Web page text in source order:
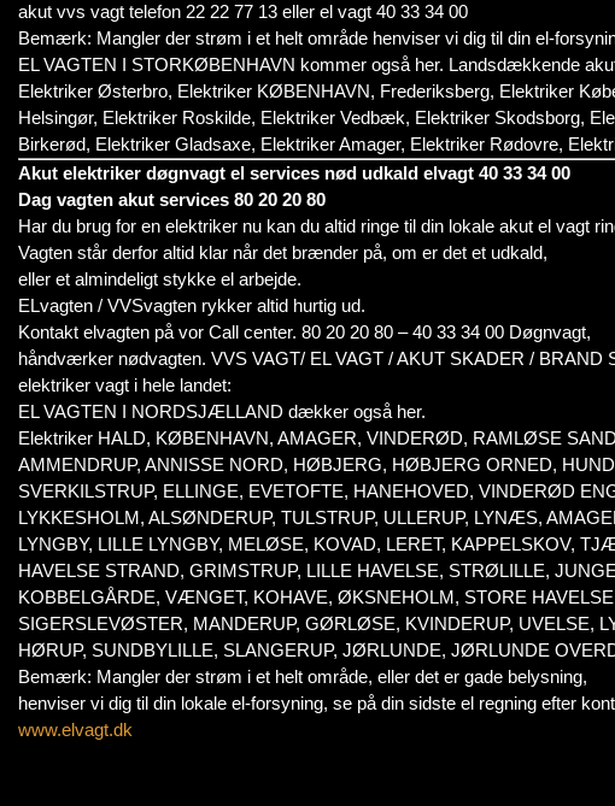
akut vvs vagt telefon 22 22 77 13 eller el vagt 40 33 34 00
Bemærk: Mangler der strøm i et helt område henviser vi dig til din el-
EL VAGTEN I STORKØBENHAVN kommer også her. Landsdækkende
Elektriker Østerbro, Elektriker KØBENHAVN, Frederiksberg, Elektriker
Helsingør, Elektriker Roskilde, Elektriker Vedbæk, Elektriker Skodsborg,
Birkerød, Elektriker Gladsaxe, Elektriker Amager, Elektriker Rødovre,
Akut elektriker døgnvagt el services nød udkald elvagt 40 33 34 00
Dag vagten akut services 80 20 20 80
Har du brug for en elektriker nu kan du altid ringe til din lokale akut el vagt
Vagten står derfor altid klar når det brænder på, om er det et udkald,
eller et almindeligt stykke el arbejde.
ELvagten / VVSvagten rykker altid hurtig ud.
Kontakt elvagten på vor Call center. 80 20 20 80 – 40 33 34 00 Døgnvagt,
håndværker nødvagten. VVS VAGT/ EL VAGT / AKUT SKADER / BRAND
elektriker vagt i hele landet:
EL VAGTEN I NORDSJÆLLAND dækker også her.
Elektriker HALD, KØBENHAVN, AMAGER, VINDERØD, RAMLØSE
AMMENDRUP, ANNISSE NORD, HØBJERG, HØBJERG ORNED,
SVERKILSTRUP, ELLINGE, EVETOFTE, HANEHOVED, VINDERØD
LYKKESHOLM, ALSØNDERUP, TULSTRUP, ULLERUP, LYNÆS,
LYNGBY, LILLE LYNGBY, MELØSE, KOVAD, LERET, KAPPELSKOV,
HAVELSE STRAND, GRIMSTRUP, LILLE HAVELSE, STRØLILLE,
KOBBELGÅRDE, VÆNGET, KOHAVE, ØKSNEHOLM, STORE
SIGERSLEVØSTER, MANDERUP, GØRLØSE, KVINDERUP, UVELSE,
HØRUP, SUNDBYLILLE, SLANGERUP, JØRLUNDE, JØRLUNDE
Bemærk: Mangler der strøm i et helt område, eller det er gade belysning,
henviser vi dig til din lokale el-forsyning, se på din sidste el regning efter
www.elvagt.dk